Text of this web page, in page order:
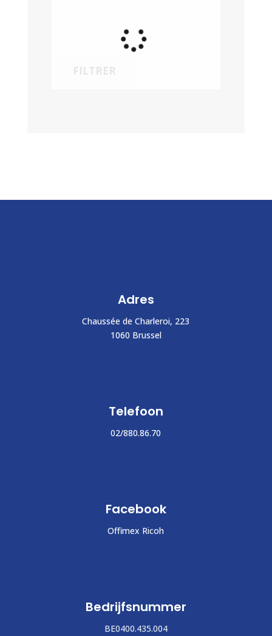
Adres
Chaussée de Charleroi, 223
1060 Brussel
Telefoon
02/880.86.70
Facebook
Offimex Ricoh
Bedrijfsnummer
BE0400.435.004